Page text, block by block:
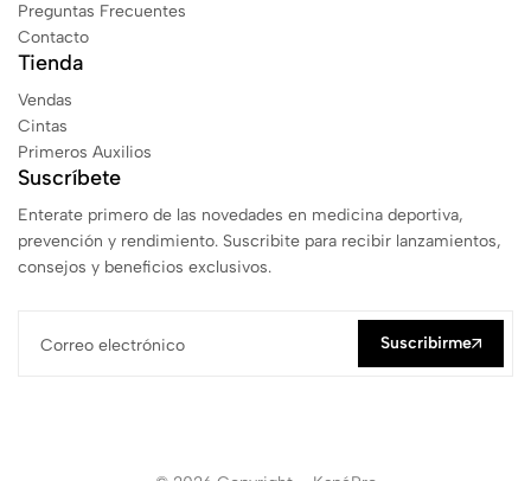
Preguntas Frecuentes
Contacto
Tienda
Vendas
Cintas
Primeros Auxilios
Suscríbete
Enterate primero de las novedades en medicina deportiva,
prevención y rendimiento. Suscribite para recibir lanzamientos,
consejos y beneficios exclusivos.
Suscribirme